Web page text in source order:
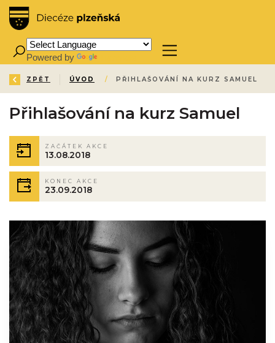
Powered by
ZPĚT ÚVOD / PŘIHLAŠOVÁNÍ NA KURZ SAMUEL
Přihlašování na kurz Samuel
ZAČÁTEK AKCE
13.08.2018
KONEC AKCE
23.09.2018